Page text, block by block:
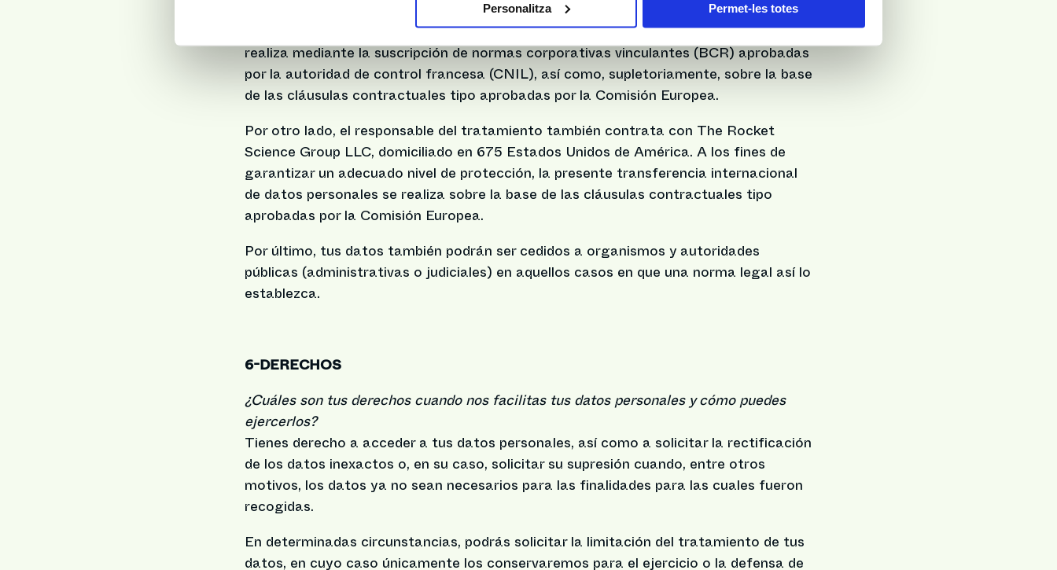
Personalitza Permet-les totes
Francisco CA 94105, Estados Unidos de América. A los fines de garantizar un nivel de
protección adecuado, la presente transferencia internacional de datos personales se
realiza mediante la suscripción de normas corporativas vinculantes (BCR) aprobadas
por la autoridad de control francesa (CNIL), así como, supletoriamente, sobre la base
de las cláusulas contractuales tipo aprobadas por la Comisión Europea.
Por otro lado, el responsable del tratamiento también contrata con The Rocket
Science Group LLC, domiciliado en 675 Estados Unidos de América. A los fines de
garantizar un adecuado nivel de protección, la presente transferencia internacional
de datos personales se realiza sobre la base de las cláusulas contractuales tipo
aprobadas por la Comisión Europea.
Por último, tus datos también podrán ser cedidos a organismos y autoridades
públicas (administrativas o judiciales) en aquellos casos en que una norma legal así lo
establezca.
6-DERECHOS
¿Cuáles son tus derechos cuando nos facilitas tus datos personales y cómo puedes
ejercerlos?
Tienes derecho a acceder a tus datos personales, así como a solicitar la rectificación
de los datos inexactos o, en su caso, solicitar su supresión cuando, entre otros
motivos, los datos ya no sean necesarios para las finalidades para las cuales fueron
recogidas.
En determinadas circunstancias, podrás solicitar la limitación del tratamiento de tus
datos, en cuyo caso únicamente los conservaremos para el ejercicio o la defensa de